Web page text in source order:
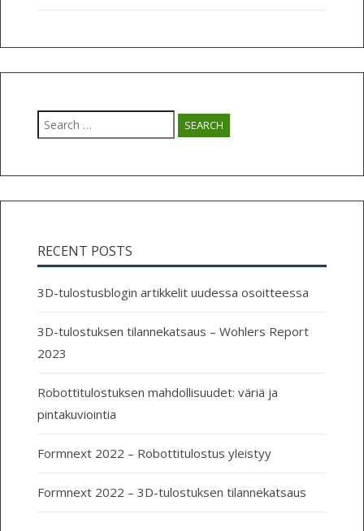
Search
for:
RECENT POSTS
3D-tulostusblogin artikkelit uudessa osoitteessa
3D-tulostuksen tilannekatsaus – Wohlers Report
2023
Robottitulostuksen mahdollisuudet: väriä ja
pintakuviointia
Formnext 2022 – Robottitulostus yleistyy
Formnext 2022 – 3D-tulostuksen tilannekatsaus